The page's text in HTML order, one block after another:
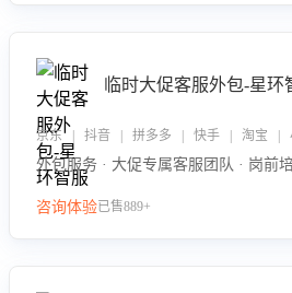
临时大促客服外包-星环
京东 | 抖音 | 拼多多 | 快手 | 淘宝 |
外包服务 · 大促专属客服团队 · 岗前培
咨询体验已售889+